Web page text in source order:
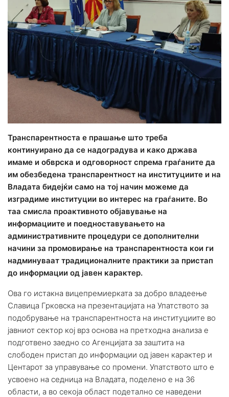
Транспарентноста е прашање што треба
континуирано да се надоградува и како држава
имаме и обврска и одговорност спрема граѓаните да
им обезбедена транспарентност на институциите и на
Владата бидејќи само на тој начин можеме да
изградиме институции во интерес на граѓаните. Во
таа смисла проактивното објавување на
информациите и поедноставувањето на
административните процедури се дополнителни
начини за промовирање на транспарентноста кои ги
надминуваат традиционалните практики за пристап
до информации од јавен карактер.
Ова го истакна вицепремиерката за добро владеење
Славица Грковска на презентацијата на Упатството за
подобрување на транспарентноста на институциите во
јавниот сектор кој врз основа на претходна анализа е
подготвено заедно со Агенцијата за заштита на
слободен пристап до информации од јавен карактер и
Центарот за управување со промени. Упатството што е
усвоено на седница на Владата, поделено е на 36
области, а во секоја област подетално се наведени